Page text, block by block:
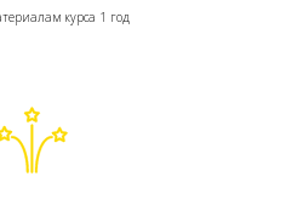
курса 1 год